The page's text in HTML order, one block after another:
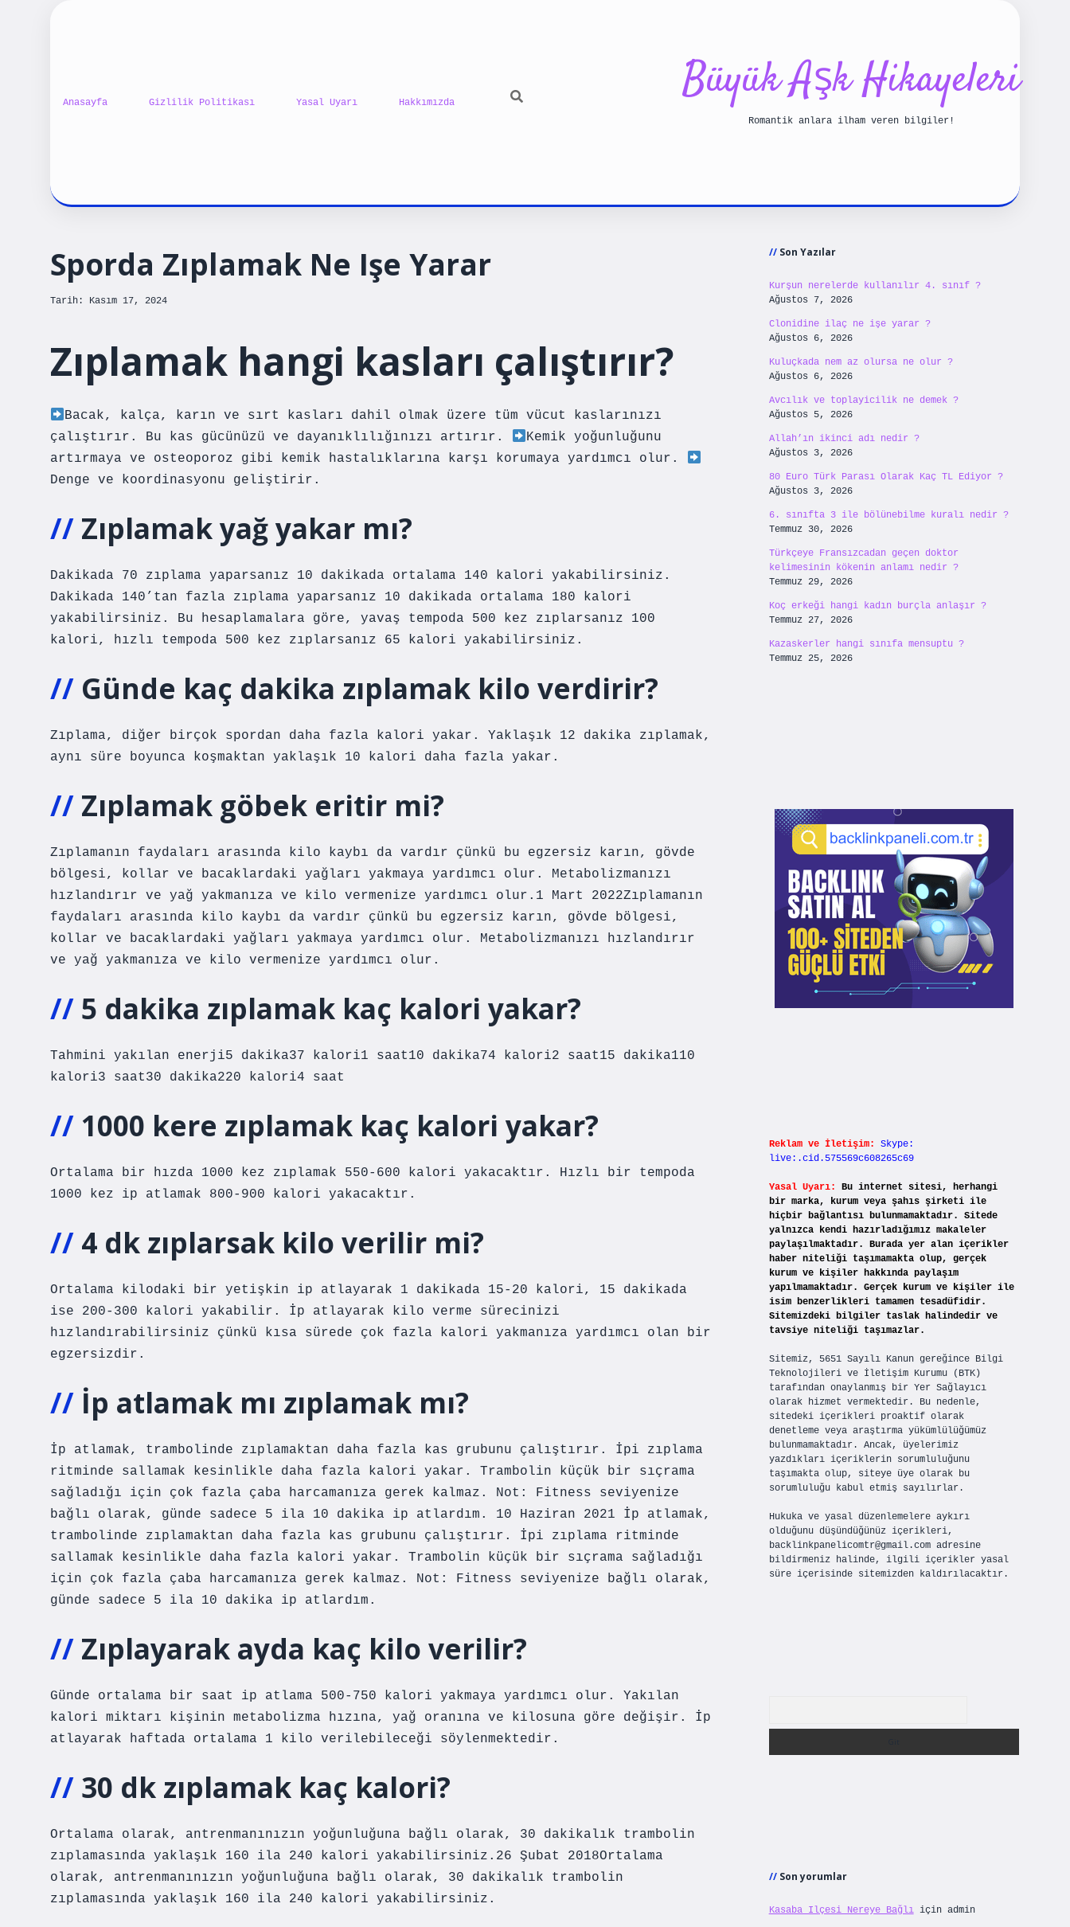
Anasayfa Gizlilik Politikası Yasal Uyarı Hakkımızda Büyük Aşk Hikayeleri
Romantik anlara ilham veren bilgiler!
Sporda Zıplamak Ne Işe Yarar
Tarih: Kasım 17, 2024
Zıplamak hangi kasları çalıştırır?
Bacak, kalça, karın ve sırt kasları dahil olmak üzere tüm vücut kaslarınızı
çalıştırır. Bu kas gücünüzü ve dayanıklılığınızı artırır.
Kemik yoğunluğunu
artırmaya ve osteoporoz gibi kemik hastalıklarına karşı korumaya yardımcı olur.
Denge ve koordinasyonu geliştirir.
Zıplamak yağ yakar mı?
Dakikada 70 zıplama yaparsanız 10 dakikada ortalama 140 kalori yakabilirsiniz.
Dakikada 140’tan fazla zıplama yaparsanız 10 dakikada ortalama 180 kalori
yakabilirsiniz. Bu hesaplamalara göre, yavaş tempoda 500 kez zıplarsanız 100
kalori, hızlı tempoda 500 kez zıplarsanız 65 kalori yakabilirsiniz.
Günde kaç dakika zıplamak kilo verdirir?
Zıplama, diğer birçok spordan daha fazla kalori yakar. Yaklaşık 12 dakika zıplamak,
aynı süre boyunca koşmaktan yaklaşık 10 kalori daha fazla yakar.
Zıplamak göbek eritir mi?
Zıplamanın faydaları arasında kilo kaybı da vardır çünkü bu egzersiz karın, gövde
bölgesi, kollar ve bacaklardaki yağları yakmaya yardımcı olur. Metabolizmanızı
hızlandırır ve yağ yakmanıza ve kilo vermenize yardımcı olur.1 Mart 2022Zıplamanın
faydaları arasında kilo kaybı da vardır çünkü bu egzersiz karın, gövde bölgesi,
kollar ve bacaklardaki yağları yakmaya yardımcı olur. Metabolizmanızı hızlandırır
ve yağ yakmanıza ve kilo vermenize yardımcı olur.
5 dakika zıplamak kaç kalori yakar?
Tahmini yakılan enerji5 dakika37 kalori1 saat10 dakika74 kalori2 saat15 dakika110
kalori3 saat30 dakika220 kalori4 saat
1000 kere zıplamak kaç kalori yakar?
Ortalama bir hızda 1000 kez zıplamak 550-600 kalori yakacaktır. Hızlı bir tempoda
1000 kez ip atlamak 800-900 kalori yakacaktır.
4 dk zıplarsak kilo verilir mi?
Ortalama kilodaki bir yetişkin ip atlayarak 1 dakikada 15-20 kalori, 15 dakikada
ise 200-300 kalori yakabilir. İp atlayarak kilo verme sürecinizi
hızlandırabilirsiniz çünkü kısa sürede çok fazla kalori yakmanıza yardımcı olan bir
egzersizdir.
İp atlamak mı zıplamak mı?
İp atlamak, trambolinde zıplamaktan daha fazla kas grubunu çalıştırır. İpi zıplama
ritminde sallamak kesinlikle daha fazla kalori yakar. Trambolin küçük bir sıçrama
sağladığı için çok fazla çaba harcamanıza gerek kalmaz. Not: Fitness seviyenize
bağlı olarak, günde sadece 5 ila 10 dakika ip atlardım. 10 Haziran 2021 İp atlamak,
trambolinde zıplamaktan daha fazla kas grubunu çalıştırır. İpi zıplama ritminde
sallamak kesinlikle daha fazla kalori yakar. Trambolin küçük bir sıçrama sağladığı
için çok fazla çaba harcamanıza gerek kalmaz. Not: Fitness seviyenize bağlı olarak,
günde sadece 5 ila 10 dakika ip atlardım.
Zıplayarak ayda kaç kilo verilir?
Günde ortalama bir saat ip atlama 500-750 kalori yakmaya yardımcı olur. Yakılan
kalori miktarı kişinin metabolizma hızına, yağ oranına ve kilosuna göre değişir. İp
atlayarak haftada ortalama 1 kilo verilebileceği söylenmektedir.
30 dk zıplamak kaç kalori?
Ortalama olarak, antrenmanınızın yoğunluğuna bağlı olarak, 30 dakikalık trambolin
zıplamasında yaklaşık 160 ila 240 kalori yakabilirsiniz.26 Şubat 2018Ortalama
olarak, antrenmanınızın yoğunluğuna bağlı olarak, 30 dakikalık trambolin
zıplamasında yaklaşık 160 ila 240 kalori yakabilirsiniz.
Son Yazılar
Kurşun nerelerde kullanılır 4. sınıf ?
Ağustos 7, 2026
Clonidine ilaç ne işe yarar ?
Ağustos 6, 2026
Kuluçkada nem az olursa ne olur ?
Ağustos 6, 2026
Avcılık ve toplayicilik ne demek ?
Ağustos 5, 2026
Allah’ın ikinci adı nedir ?
Ağustos 3, 2026
80 Euro Türk Parası Olarak Kaç TL Ediyor ?
Ağustos 3, 2026
6. sınıfta 3 ile bölünebilme kuralı nedir ?
Temmuz 30, 2026
Türkçeye Fransızcadan geçen doktor
kelimesinin kökenin anlamı nedir ?
Temmuz 29, 2026
Koç erkeği hangi kadın burçla anlaşır ?
Temmuz 27, 2026
Kazaskerler hangi sınıfa mensuptu ?
Temmuz 25, 2026
Reklam ve İletişim:
Skype:
live:.cid.575569c608265c69
Yasal Uyarı:
Bu internet sitesi, herhangi
bir marka, kurum veya şahıs şirketi ile
hiçbir bağlantısı bulunmamaktadır. Sitede
yalnızca kendi hazırladığımız makaleler
paylaşılmaktadır. Burada yer alan içerikler
haber niteliği taşımamakta olup, gerçek
kurum ve kişiler hakkında paylaşım
yapılmamaktadır. Gerçek kurum ve kişiler ile
isim benzerlikleri tamamen tesadüfidir.
Sitemizdeki bilgiler taslak halindedir ve
tavsiye niteliği taşımazlar.
Sitemiz, 5651 Sayılı Kanun gereğince Bilgi
Teknolojileri ve İletişim Kurumu (BTK)
tarafından onaylanmış bir Yer Sağlayıcı
olarak hizmet vermektedir. Bu nedenle,
sitedeki içerikleri proaktif olarak
denetleme veya araştırma yükümlülüğümüz
bulunmamaktadır. Ancak, üyelerimiz
yazdıkları içeriklerin sorumluluğunu
taşımakta olup, siteye üye olarak bu
sorumluluğu kabul etmiş sayılırlar.
Hukuka ve yasal düzenlemelere aykırı
olduğunu düşündüğünüz içerikleri,
backlinkpanelicomtr@gmail.comadresine
bildirmeniz halinde, ilgili içerikler yasal
süre içerisinde sitemizden kaldırılacaktır.
Son yorumlar
Kasaba Ilçesi Nereye Bağlıiçin admin